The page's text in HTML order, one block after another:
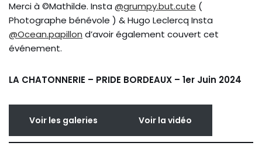
Merci à ©Mathilde. Insta @grumpy.but.cute (
Photographe bénévole ) & Hugo Leclercq Insta
@Ocean.papillon d’avoir également couvert cet
événement.
LA CHATONNERIE – PRIDE BORDEAUX – 1er Juin 2024
Voir les galeries Voir la vidéo